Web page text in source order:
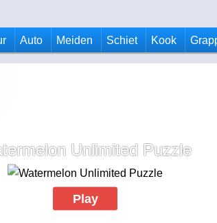
Auto Meiden Schiet Kook
Unlimited Puzzle
Play